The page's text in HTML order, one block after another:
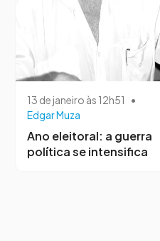
13 de janeiro às 12h51
•
Edgar Muza
Ano eleitoral: a guerra
política se intensifica